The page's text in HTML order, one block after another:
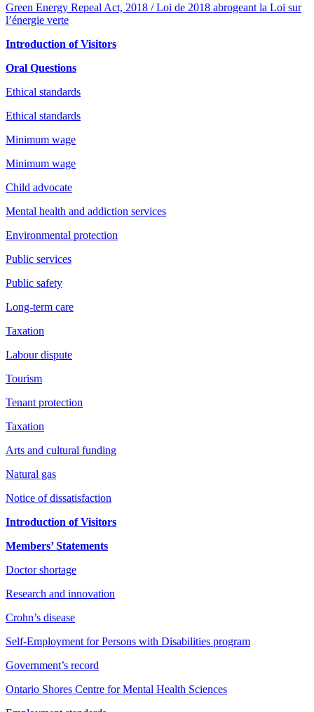
Green Energy Repeal Act, 2018 / Loi de 2018 abrogeant la Loi sur
l’énergie verte
Introduction of Visitors
Oral Questions
Ethical standards
Ethical standards
Minimum wage
Minimum wage
Child advocate
Mental health and addiction services
Environmental protection
Public services
Public safety
Long-term care
Taxation
Labour dispute
Tourism
Tenant protection
Taxation
Arts and cultural funding
Natural gas
Notice of dissatisfaction
Introduction of Visitors
Members’ Statements
Doctor shortage
Research and innovation
Crohn’s disease
Self-Employment for Persons with Disabilities program
Government’s record
Ontario Shores Centre for Mental Health Sciences